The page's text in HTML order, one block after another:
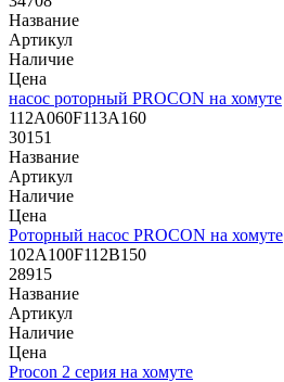
Название
Артикул
Наличие
Цена
насос роторный PROCON на хомуте
112A060F113A160
30151
Название
Артикул
Наличие
Цена
Роторный насос PROCON на хомуте
102A100F112B150
28915
Название
Артикул
Наличие
Цена
Procon 2 серия на хомуте